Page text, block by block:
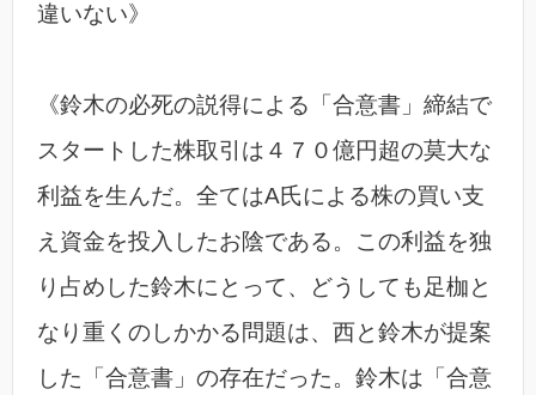
違いない》
《鈴木の必死の説得による「合意書」締結で
スタートした株取引は４７０億円超の莫大な
利益を生んだ。全てはA氏による株の買い支
え資金を投入したお陰である。この利益を独
り占めした鈴木にとって、どうしても足枷と
なり重くのしかかる問題は、西と鈴木が提案
した「合意書」の存在だった。鈴木は「合意